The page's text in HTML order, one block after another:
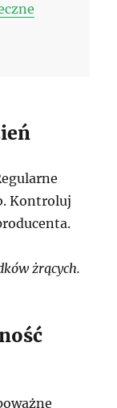
Kontroluj
żrących.